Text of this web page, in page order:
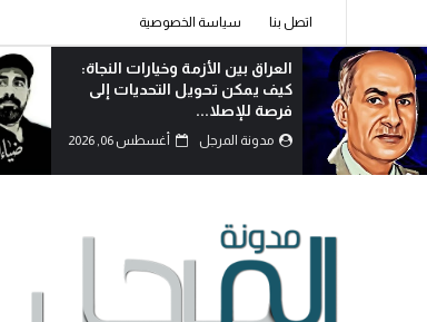
اتصل بنا سياسة الخصوصية
العراق بين الأزمة وخيارات النجاة:
كيف يمكن تحويل التحديات إلى
فرصة للإصلا...
مدونة المرجل أغسطس 06, 2026